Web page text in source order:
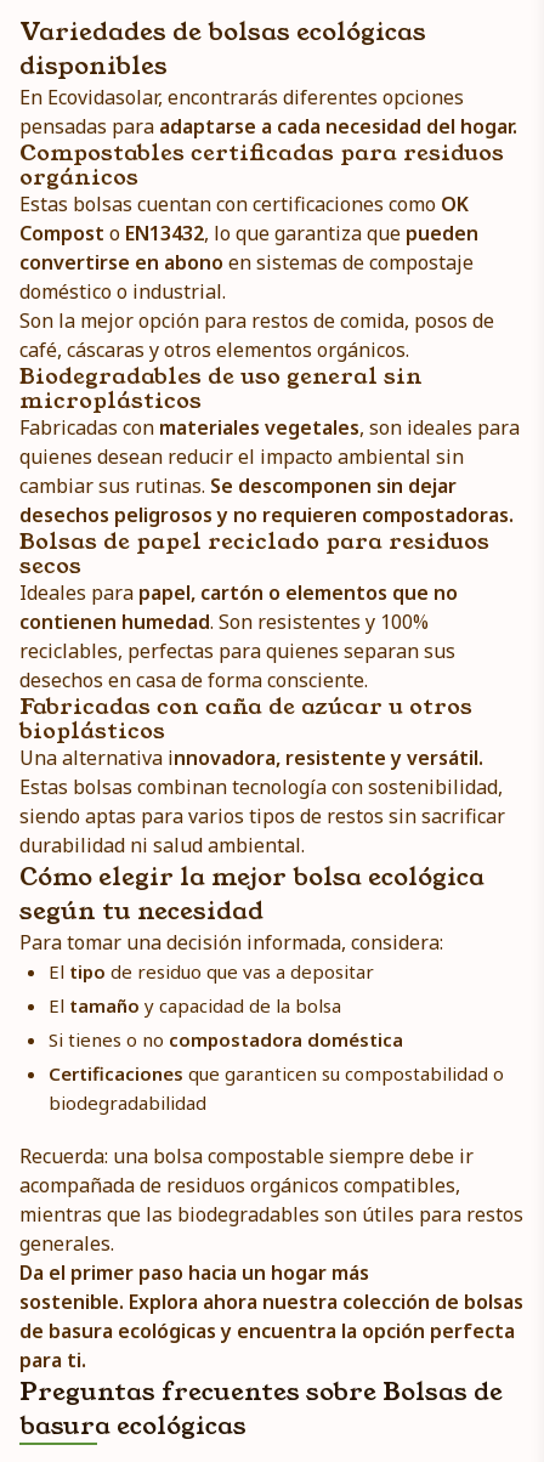
Variedades de bolsas ecológicas
disponibles
En Ecovidasolar, encontrarás diferentes opciones
pensadas para adaptarse a cada necesidad del hogar.
Compostables certificadas para residuos
orgánicos
Estas bolsas cuentan con certificaciones como OK
Compost o EN13432, lo que garantiza que pueden
convertirse en abono en sistemas de compostaje
doméstico o industrial.
Son la mejor opción para restos de comida, posos de
café, cáscaras y otros elementos orgánicos.
Biodegradables de uso general sin
microplásticos
Fabricadas con materiales vegetales, son ideales para
quienes desean reducir el impacto ambiental sin
cambiar sus rutinas. Se descomponen sin dejar
desechos peligrosos y no requieren compostadoras.
Bolsas de papel reciclado para residuos
secos
Ideales para papel, cartón o elementos que no
contienen humedad. Son resistentes y 100%
reciclables, perfectas para quienes separan sus
desechos en casa de forma consciente.
Fabricadas con caña de azúcar u otros
bioplásticos
Una alternativa innovadora, resistente y versátil.
Estas bolsas combinan tecnología con sostenibilidad,
siendo aptas para varios tipos de restos sin sacrificar
durabilidad ni salud ambiental.
Cómo elegir la mejor bolsa ecológica
según tu necesidad
Para tomar una decisión informada, considera:
El tipo de residuo que vas a depositar
El tamaño y capacidad de la bolsa
Si tienes o no compostadora doméstica
Certificaciones que garanticen su compostabilidad o
biodegradabilidad
Recuerda: una bolsa compostable siempre debe ir
acompañada de residuos orgánicos compatibles,
mientras que las biodegradables son útiles para restos
generales.
Da el primer paso hacia un hogar más
sostenible. Explora ahora nuestra colección de bolsas
de basura ecológicas y encuentra la opción perfecta
para ti.
Preguntas frecuentes sobre Bolsas de
basura ecológicas